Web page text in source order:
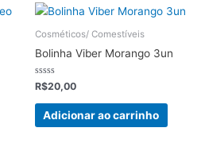
Cosméticos/ Comestíveis
Bolinha Viber Morango 3un
Avaliação
0
de
R$20,00
Adicionar ao carrinho